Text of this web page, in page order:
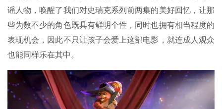
谣人物，唤醒了我们对史瑞克系列前两集的美好回忆，让那
些为数不少的角色既具有鲜明个性，同时也拥有相当程度的
表现机会，因此不只让孩子会爱上这部电影，就连成人观众
也能同样乐在其中。